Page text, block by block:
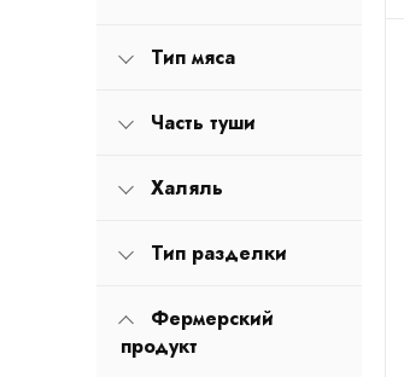
Тип мяса
Часть туши
Халяль
Тип разделки
Фермерский
продукт